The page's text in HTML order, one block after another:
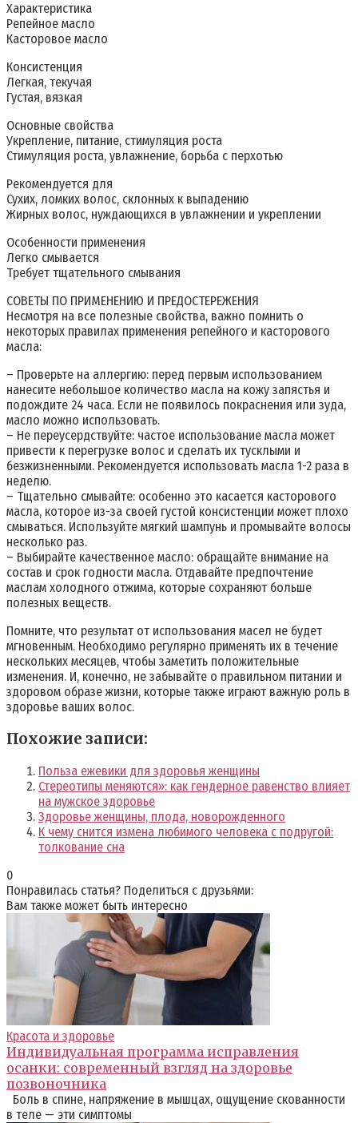
Характеристика
Репейное масло
Касторовое масло
Консистенция
Легкая, текучая
Густая, вязкая
Основные свойства
Укрепление, питание, стимуляция роста
Стимуляция роста, увлажнение, борьба с перхотью
Рекомендуется для
Сухих, ломких волос, склонных к выпадению
Жирных волос, нуждающихся в увлажнении и укреплении
Особенности применения
Легко смывается
Требует тщательного смывания
СОВЕТЫ ПО ПРИМЕНЕНИЮ И ПРЕДОСТЕРЕЖЕНИЯ
Несмотря на все полезные свойства, важно помнить о
некоторых правилах применения репейного и касторового
масла:
– Проверьте на аллергию: перед первым использованием
нанесите небольшое количество масла на кожу запястья и
подождите 24 часа. Если не появилось покраснения или зуда,
масло можно использовать.
– Не переусердствуйте: частое использование масла может
привести к перегрузке волос и сделать их тусклыми и
безжизненными. Рекомендуется использовать масла 1-2 раза в
неделю.
– Тщательно смывайте: особенно это касается касторового
масла, которое из-за своей густой консистенции может плохо
смываться. Используйте мягкий шампунь и промывайте волосы
несколько раз.
– Выбирайте качественное масло: обращайте внимание на
состав и срок годности масла. Отдавайте предпочтение
маслам холодного отжима, которые сохраняют больше
полезных веществ.
Помните, что результат от использования масел не будет
мгновенным. Необходимо регулярно применять их в течение
нескольких месяцев, чтобы заметить положительные
изменения. И, конечно, не забывайте о правильном питании и
здоровом образе жизни, которые также играют важную роль в
здоровье ваших волос.
Похожие записи:
Польза ежевики для здоровья женщины
Стереотипы меняются»: как гендерное равенство влияет
на мужское здоровье
Здоровье женщины, плода, новорожденного
К чему снится измена любимого человека с подругой:
толкование сна
0
Понравилась статья? Поделиться с друзьями:
Вам также может быть интересно
Красота и здоровье
Индивидуальная программа исправления
осанки: современный взгляд на здоровье
позвоночника
Боль в спине, напряжение в мышцах, ощущение скованности
в теле — эти симптомы